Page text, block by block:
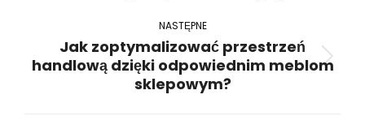
NASTĘPNE
Następny
wpis:
Jak zoptymalizować przestrzeń
handlową dzięki odpowiednim meblom
sklepowym?